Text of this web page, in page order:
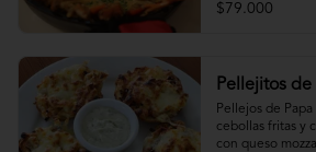
$79.000
Pellejitos
Pellejos de
cebollas fritas y
con queso